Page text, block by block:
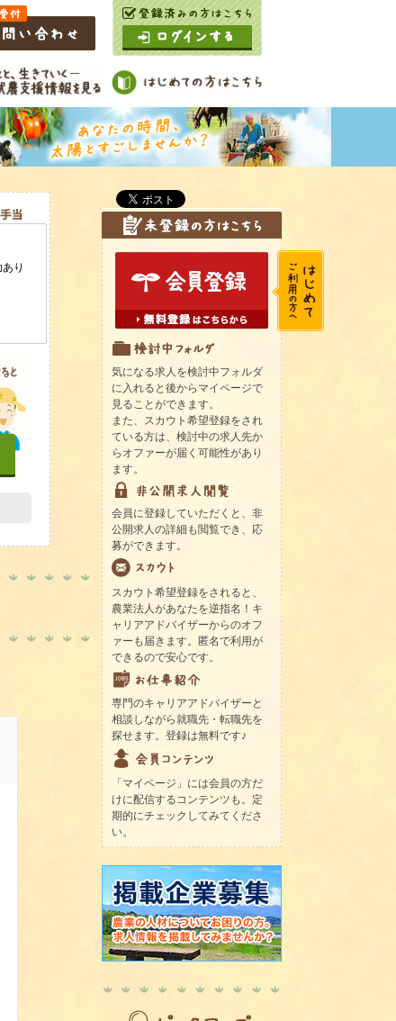
気になる求人を検討中フォルダ
に入れると後からマイページで
見ることができます。
また、スカウト希望登録をされ
ている方は、検討中の求人先か
らオファーが届く可能性があり
ます。
会員に登録していただくと、非
公開求人の詳細も閲覧でき、応
募ができます。
スカウト希望登録をされると、
農業法人があなたを逆指名！キ
ャリアアドバイザーからのオフ
ァーも届きます。匿名で利用が
できるので安心です。
専門のキャリアアドバイザーと
相談しながら就職先・転職先を
探せます。登録は無料です♪
「マイページ」には会員の方だ
けに配信するコンテンツも。定
期的にチェックしてみてくださ
い。